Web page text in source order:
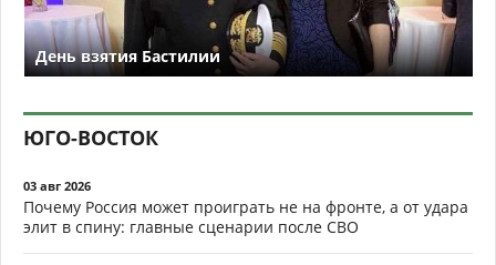
День взятия Бастилии
ЮГО-ВОСТОК
03 авг 2026
Почему Россия может проиграть не на фронте, а от удара
элит в спину: главные сценарии после СВО